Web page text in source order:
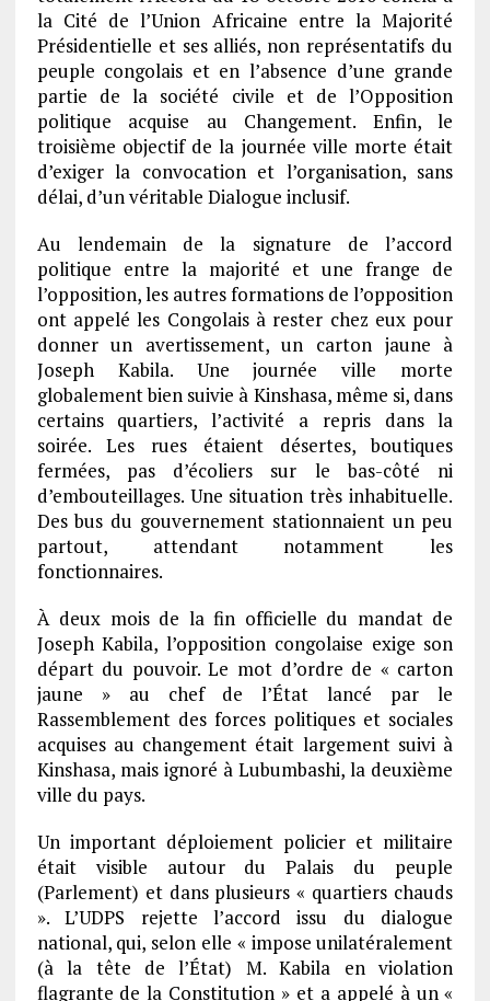
la Cité de l’Union Africaine entre la Majorité
Présidentielle et ses alliés, non représentatifs du
peuple congolais et en l’absence d’une grande
partie de la société civile et de l’Opposition
politique acquise au Changement. Enfin, le
troisième objectif de la journée ville morte était
d’exiger la convocation et l’organisation, sans
délai, d’un véritable Dialogue inclusif.
Au lendemain de la signature de l’accord
politique entre la majorité et une frange de
l’opposition, les autres formations de l’opposition
ont appelé les Congolais à rester chez eux pour
donner un avertissement, un carton jaune à
Joseph Kabila. Une journée ville morte
globalement bien suivie à Kinshasa, même si, dans
certains quartiers, l’activité a repris dans la
soirée. Les rues étaient désertes, boutiques
fermées, pas d’écoliers sur le bas-côté ni
d’embouteillages. Une situation très inhabituelle.
Des bus du gouvernement stationnaient un peu
partout, attendant notamment les
fonctionnaires.
À deux mois de la fin officielle du mandat de
Joseph Kabila, l’opposition congolaise exige son
départ du pouvoir. Le mot d’ordre de « carton
jaune » au chef de l’État lancé par le
Rassemblement des forces politiques et sociales
acquises au changement était largement suivi à
Kinshasa, mais ignoré à Lubumbashi, la deuxième
ville du pays.
Un important déploiement policier et militaire
était visible autour du Palais du peuple
(Parlement) et dans plusieurs « quartiers chauds
». L’UDPS rejette l’accord issu du dialogue
national, qui, selon elle « impose unilatéralement
(à la tête de l’État) M. Kabila en violation
flagrante de la Constitution » et a appelé à un «